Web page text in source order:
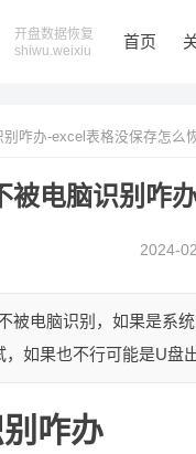
开盘数据恢复
shiwu.weixiu
首页
咋办-excel表格没保存怎么
被电脑识别咋
2024-
被电脑识别，如果是系
如果也不行可能是U盘
咋办